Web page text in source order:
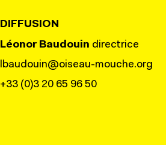
DIFFUSION
Léonor Baudouin directrice
lbaudouin@oiseau-mouche.org
+33 (0)3 20 65 96 50